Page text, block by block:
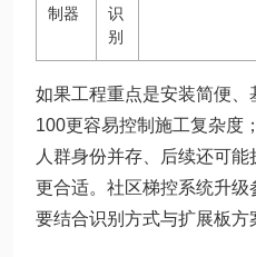
制器
识
别
如果工程重点是安装简便
100更容易控制施工复杂度
人群身份并存、后续还可
更合适。社区梯控系统升
要结合识别方式与扩展板方